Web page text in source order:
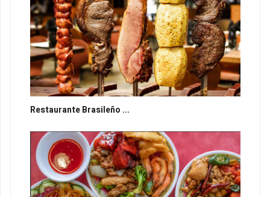
Restaurante Brasileño ...